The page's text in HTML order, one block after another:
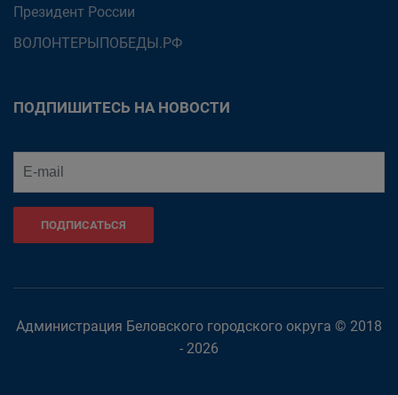
Президент России
ВОЛОНТЕРЫПОБЕДЫ.РФ
ПОДПИШИТЕСЬ НА НОВОСТИ
ПОДПИСАТЬСЯ
Администрация Беловского городского округа © 2018
- 2026